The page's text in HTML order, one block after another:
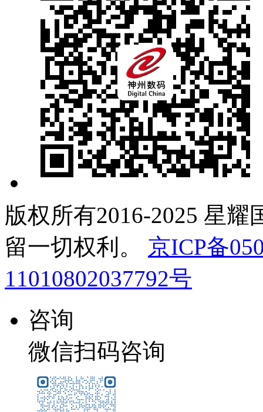
版权所有2016-2025 星耀
留一切权利。
京ICP备
11010802037792号
咨询
微信扫码咨询